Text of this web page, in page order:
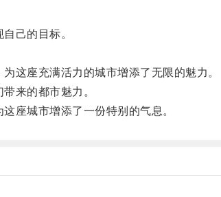
己的目标。
座充满活力的城市增添了无限的魅力。
来的都市魅力。
座城市增添了一份特别的气息。